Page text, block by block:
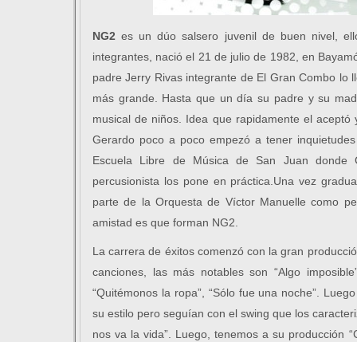
NG2 es un dúo salsero juvenil de buen nivel,
integrantes, nació el 21 de julio de 1982, en
padre Jerry Rivas integrante de El Gran Combo lo
más grande. Hasta que un día su padre y su
musical de niños. Idea que rapidamente el
Gerardo poco a poco empezó a tener
Escuela Libre de Música de San Juan donde
percusionista los pone en práctica.Una vez
parte de la Orquesta de Víctor Manuelle como
amistad es que forman NG2.
La carrera de éxitos comenzó con la gran
canciones, las más notables son “Algo
“Quitémonos la ropa”, “Sólo fue una noche”.
su estilo pero seguían con el swing que los
nos va la vida”. Luego, tenemos a su producción